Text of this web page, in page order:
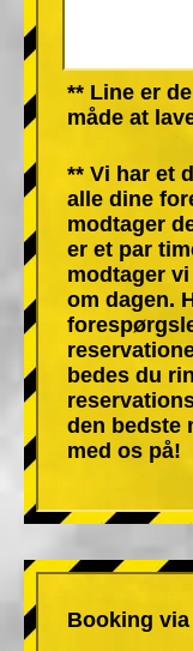
** Line er
måde at
** Vi har et
alle dine
modtager
er et par
modtager
om dagen.
bedes du
den bedste
med os på!
Booking